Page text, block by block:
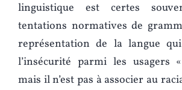
linguistique est certes
tentations normatives de
représentation de la langue
l’insécurité parmi les usagers
mais il n’est pas à associer au